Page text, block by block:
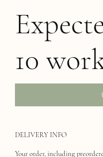
10
DELIVERY INFO
Your order, including